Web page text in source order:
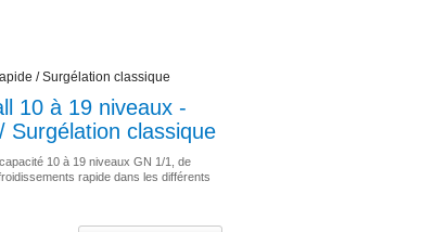
/ Surgélation classique
10 à 19 niveaux -
Surgélation classique
10 à 19 niveaux GN 1/1, de
rapide dans les différents